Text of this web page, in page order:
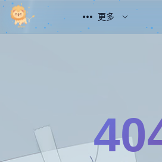
更多